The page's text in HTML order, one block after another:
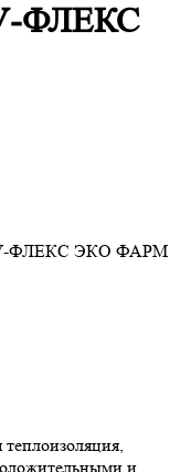
ФЛЕКС
РУ-ФЛЕКС ЭКО ФАРМ
и